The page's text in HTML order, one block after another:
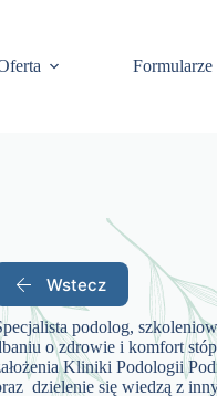
Formularze
Wstecz
podolog,
o zdrowie i komfort
Kliniki Podologii
dzielenie się wiedzą z